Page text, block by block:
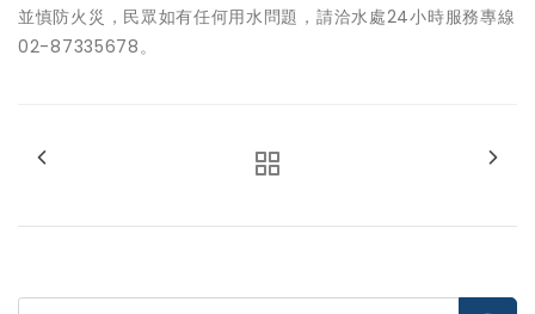
並慎防火災，民眾如有任何用水問題，請洽水處24小時服務專線
02-87335678。